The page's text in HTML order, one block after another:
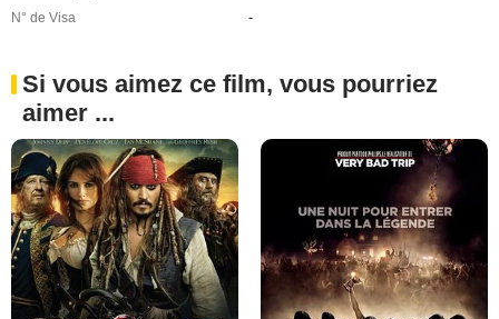
N° de Visa
-
Si vous aimez ce film, vous pourriez
aimer ...